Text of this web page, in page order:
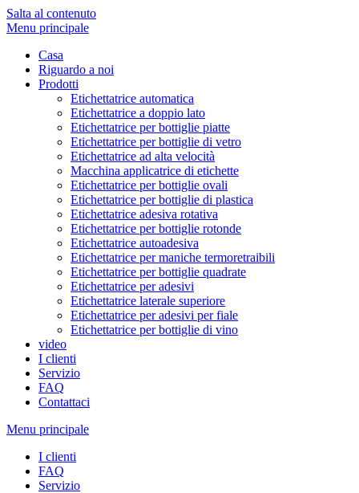
Salta al contenuto
Menu principale
Casa
Riguardo a noi
Prodotti
Etichettatrice automatica
Etichettatrice a doppio lato
Etichettatrice per bottiglie piatte
Etichettatrice per bottiglie di vetro
Etichettatrice ad alta velocità
Macchina applicatrice di etichette
Etichettatrice per bottiglie ovali
Etichettatrice per bottiglie di plastica
Etichettatrice adesiva rotativa
Etichettatrice per bottiglie rotonde
Etichettatrice autoadesiva
Etichettatrice per maniche termoretraibili
Etichettatrice per bottiglie quadrate
Etichettatrice per adesivi
Etichettatrice laterale superiore
Etichettatrice per adesivi per fiale
Etichettatrice per bottiglie di vino
video
I clienti
Servizio
FAQ
Contattaci
Menu principale
I clienti
FAQ
Servizio